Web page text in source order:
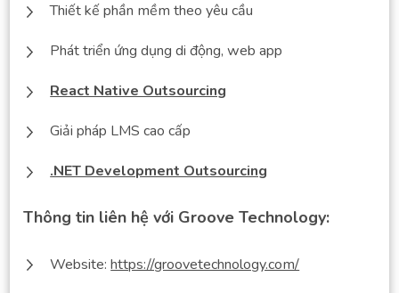
Thiết kế phần mềm theo yêu cầu
Phát triển ứng dụng di động, web app
React Native Outsourcing
Giải pháp LMS cao cấp
.NET Development Outsourcing
Thông tin liên hệ với Groove Technology:
Website:https://groovetechnology.com/